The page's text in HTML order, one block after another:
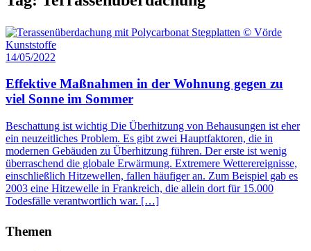
14/05/2022
Effektive Maßnahmen in der Wohnung gegen zu
viel Sonne im Sommer
Beschattung ist wichtig Die Überhitzung von Behausungen ist eher
ein neuzeitliches Problem. Es gibt zwei Hauptfaktoren, die in
modernen Gebäuden zu Überhitzung führen. Der erste ist wenig
überraschend die globale Erwärmung. Extremere Wetterereignisse,
einschließlich Hitzewellen, fallen häufiger an. Zum Beispiel gab es
2003 eine Hitzewelle in Frankreich, die allein dort für 15.000
Todesfälle verantwortlich war. […]
Themen